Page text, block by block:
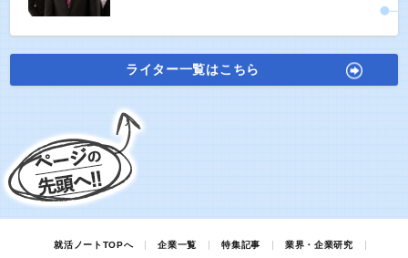
ライター一覧はこちら
就活ノートTOPへ 企業一覧 特集記事
業界・企業研究